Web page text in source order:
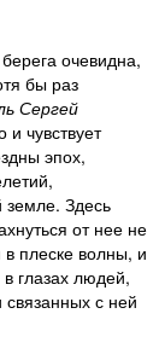
очевидна,
бы раз
Сергей
чувствует
эпох,
земле. Здесь
от нее не
плеске волны, и
глазах людей,
с ней